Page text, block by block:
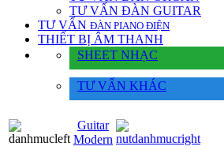
TƯ VẤN ÐÀN GUITAR
TƯ VẤN ÐÀN PIANO ÐIỆN
THIẾT BỊ ÂM THANH
SHEET NHẠC
TƯ VẤN KHÁC
Guitar
Modern